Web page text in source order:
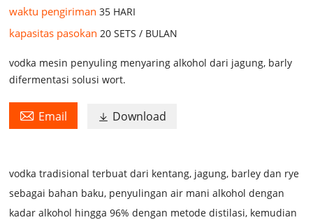
waktu pengiriman35 HARI
kapasitas pasokan 20 SETS / BULAN
vodka mesin penyuling menyaring alkohol dari jagung, barly
difermentasi solusi wort.
 Email  Download
vodka tradisional terbuat dari kentang, jagung, barley dan rye
sebagai bahan baku, penyulingan air mani alkohol dengan
kadar alkohol hingga 96% dengan metode distilasi, kemudian